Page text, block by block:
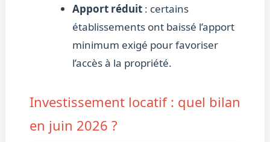
Apport réduit: certains
établissements ont baissé l’apport
minimum exigé pour favoriser
l’accès à la propriété.
Investissement locatif : quel bilan
en juin 2026 ?